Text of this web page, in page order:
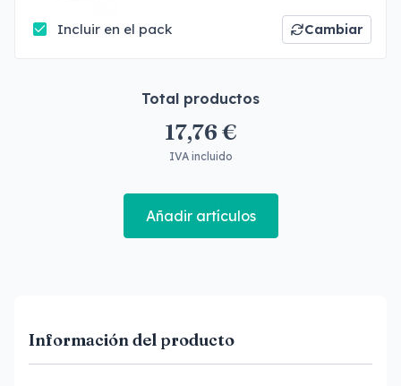
Incluir en el pack Cambiar
Total productos
17,76 €
IVA incluido
Añadir artículos
Información del producto